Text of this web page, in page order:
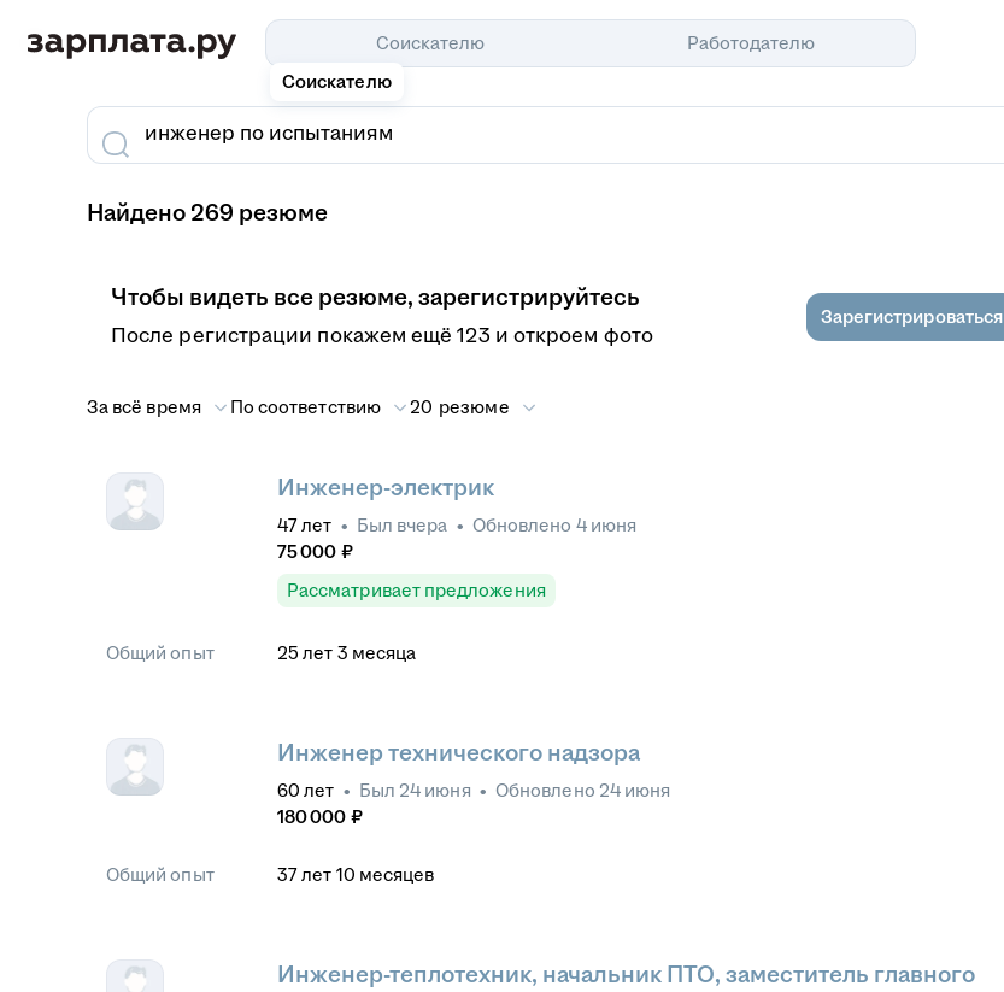
Соискателю
Соискателю
Работодателю
Найдено 269 резюме
Чтобы видеть все резюме, зарегистрируйтесь
После регистрации покажем ещё 123 и откроем фото
Зарегистрироваться
За всё время По соответствию 20 резюме
Инженер-электрик
47лет • Был вчера • Обновлено 4 июня
75 000 ₽
Рассматривает предложения
Общий опыт 25 лет 3 месяца
Инженер технического надзора
60 лет • Был 24 июня • Обновлено 24 июня
180 000 ₽
Общий опыт 37лет 10 месяцев
Инженер-теплотехник, начальник ПТО, заместитель главного